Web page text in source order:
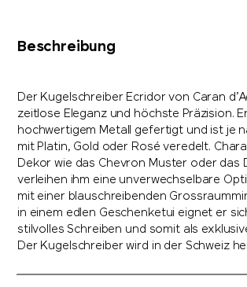
Beschreibung
Der Kugelschreiber Ecridor von Caran
zeitlose Eleganz und höchste Präzision.
hochwertigem Metall gefertigt und ist je
mit Platin, Gold oder Rosé veredelt.
Dekor wie das Chevron Muster oder das
verleihen ihm eine unverwechselbare
mit einer blauschreibenden
in einem edlen Geschenketui eignet er
stilvolles Schreiben und somit als
Der Kugelschreiber wird in der Schweiz